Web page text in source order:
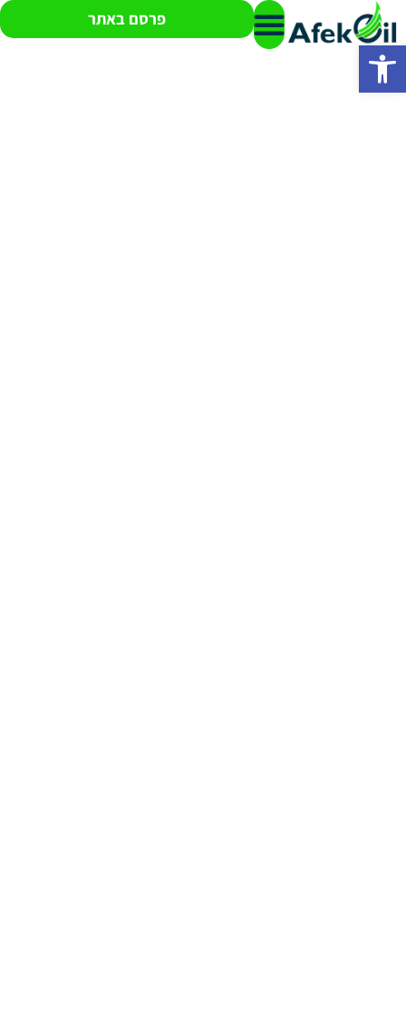
פתח סרגל נגישות
פרסם באתר